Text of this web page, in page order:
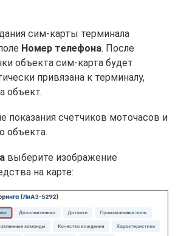
сим-карты терминала
Номер телефона. После
объекта сим-карта будет
привязана к терминалу,
объект.
показания счетчиков моточасов и
объекта.
выберите изображение
на карте: